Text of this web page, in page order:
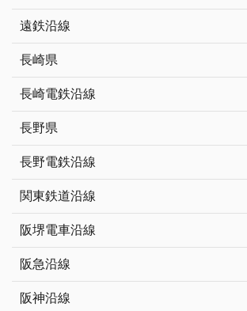
遠鉄沿線
長崎県
長崎電鉄沿線
長野県
長野電鉄沿線
関東鉄道沿線
阪堺電車沿線
阪急沿線
阪神沿線